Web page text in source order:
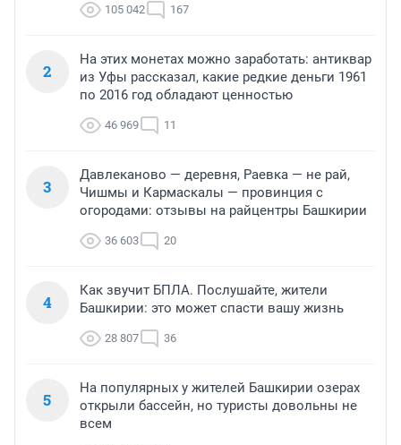
105 042 167
2
На этих монетах можно заработать: антиквар
из Уфы рассказал, какие редкие деньги 1961
по 2016 год обладают ценностью
46 969 11
3
Давлеканово — деревня, Раевка — не рай,
Чишмы и Кармаскалы — провинция с
огородами: отзывы на райцентры Башкирии
36 603 20
4
Как звучит БПЛА. Послушайте, жители
Башкирии: это может спасти вашу жизнь
28 807 36
5
На популярных у жителей Башкирии озерах
открыли бассейн, но туристы довольны не
всем